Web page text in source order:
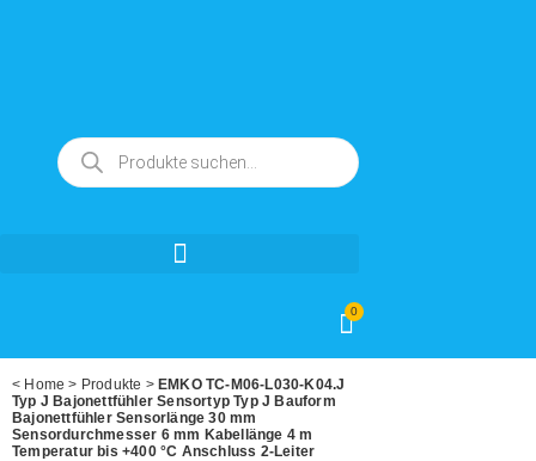
0
< Home > Produkte > EMKO TC-M06-L030-K04.J
Typ J Bajonettfühler Sensortyp Typ J Bauform
Bajonettfühler Sensorlänge 30 mm
Sensordurchmesser 6 mm Kabellänge 4 m
Temperatur bis +400 °C Anschluss 2-Leiter